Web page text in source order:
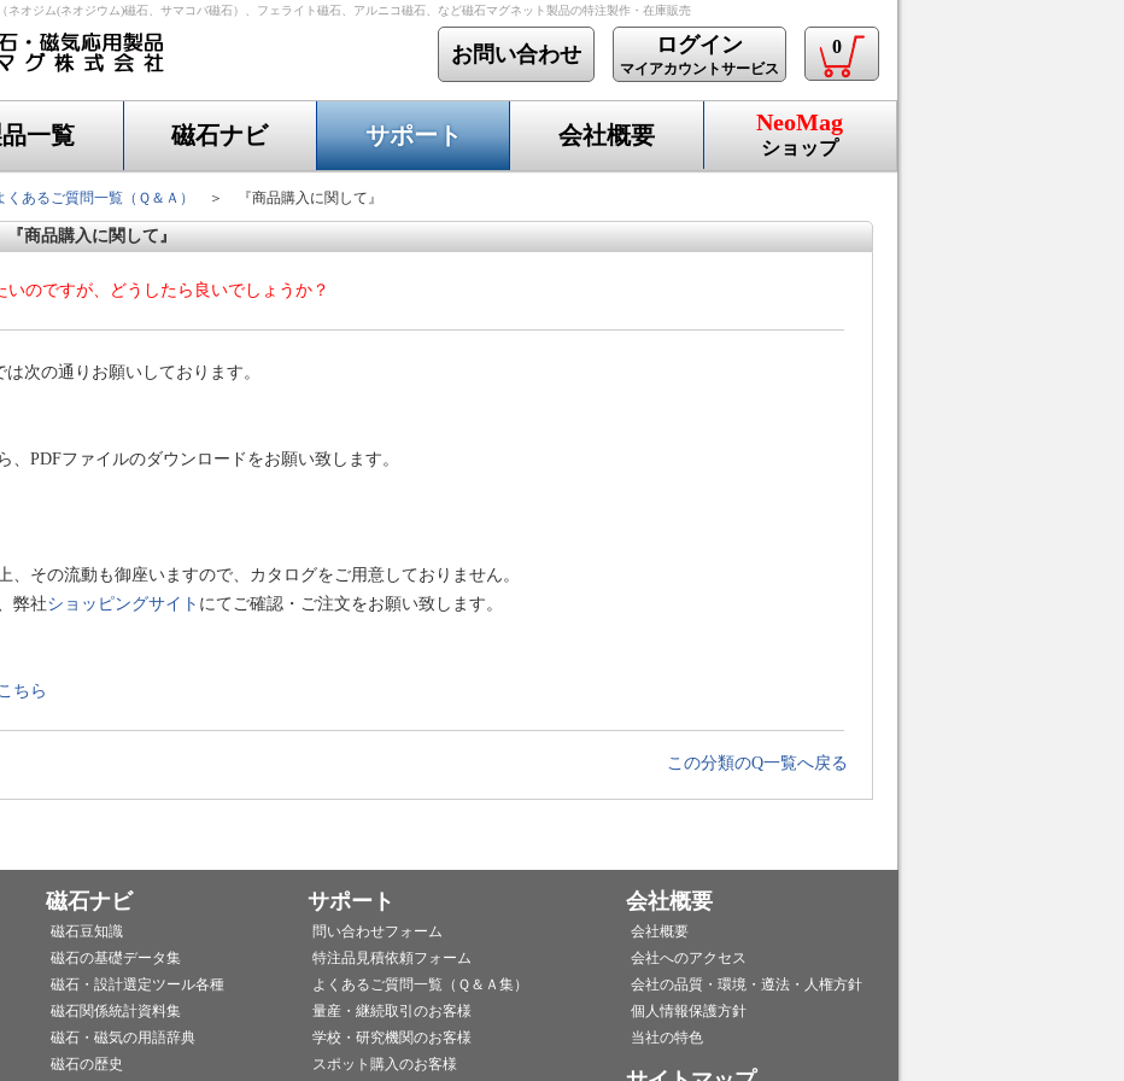
ネオジム(ネオジウム)磁石、サマコバ磁石）、フェライト磁石、アルニコ磁石、など磁石マグネット製品の特注製作・在庫販売
0
ログイン
マイアカウントサービス
お問い合わせ
一覧 磁石ナビ サポート 会社概要 NeoMag
ショップ
くあるご質問一覧（Ｑ＆Ａ） ＞ 『商品購入に関して』
商品購入に関して』
のですが、どうしたら良いでしょうか？
の通りお願いしております。
、PDFファイルのダウンロードをお願い致します。
、その流動も御座いますので、カタログをご用意しておりません。
弊社ショッピングサイト にてご確認・ご注文をお願い致します。
ちら
この分類のQ一覧へ戻る
磁石ナビ
磁石豆知識
磁石の基礎データ集
磁石・設計選定ツール各種
磁石関係統計資料集
磁石・磁気の用語辞典
磁石の歴史
サポート
問い合わせフォーム
特注品見積依頼フォーム
よくあるご質問一覧（Ｑ＆Ａ集）
量産・継続取引のお客様
学校・研究機関のお客様
スポット購入のお客様
会社概要
会社概要
会社へのアクセス
会社の品質・環境・遵法・人権方針
個人情報保護方針
当社の特色